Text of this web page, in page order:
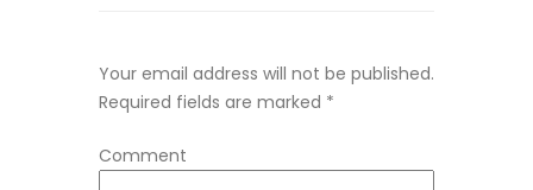
Your email address will not be published.
Required fields are marked *
Comment